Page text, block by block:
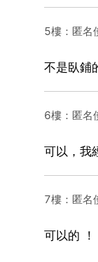
5樓：匿名
不是臥鋪
6樓：匿名
可以，我
7樓：匿名
可以的 ！